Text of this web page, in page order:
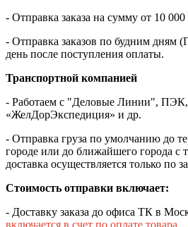
- Отправка заказа на сумму от 10 000
- Отправка заказов по будним
день после поступления оплаты.
Транспортной компанией
- Работаем с "Деловые Линии",
«ЖелДорЭкспедиция» и др.
- Отправка груза по умолчанию до
городе или до ближайшего города с
доставка осуществляется только по
Стоимость отправки включает:
- Доставку заказа до офиса ТК в
включается в счет по оплате товара.